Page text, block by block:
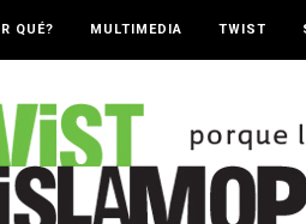
QUÉ? MULTIMEDIA TWIST